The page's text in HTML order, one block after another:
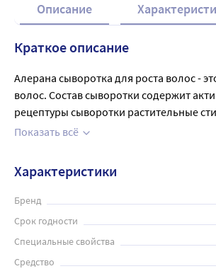
Описание
Краткое описание
Алерана сыворотка для роста волос -
волос. Состав сыворотки содержит
рецептуры сыворотки растительные
фолликулы, улучшают питание корней,
Показать всё
Характеристики
Бренд
Срок годности
Специальные свойства
Средство